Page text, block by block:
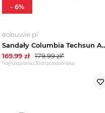
eobuwie.pl
Sandały Columbia
169.99 zł 179.99zł*
*najniższa cena z 30 dni przed obniżką
- 6%